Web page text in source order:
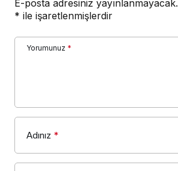
E-posta adresiniz yayınlanmayacak.
* ile işaretlenmişlerdir
Yorumunuz *
Adınız *